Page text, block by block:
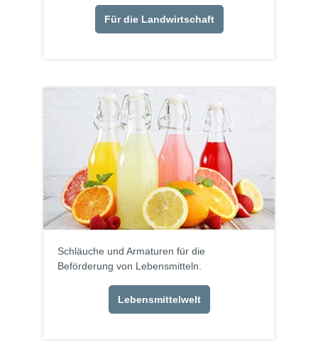
Für die Landwirtschaft
Schläuche und Armaturen für die
Beförderung von Lebensmitteln.
Lebensmittelwelt